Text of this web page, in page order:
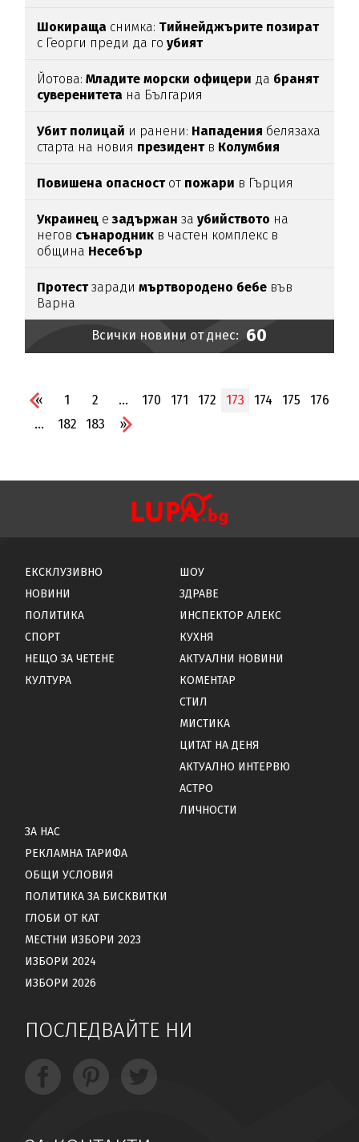
Шокираща снимка: Тийнейджърите позират
с Георги преди да гоубият
Йотова:Младите морски офицери да бранят
суверенитета на България
Убит полицай и ранени: Нападения белязаха
старта на новия президентв Колумбия
Повишена опасностот пожари в Гърция
Украинец езадържан заубийството на
негов сънародник в частен комплекс в
община Несебър
Протестзарадимъртвородено бебе във
Варна
Всички новини от днес: 60
« 1 2 ... 170 171 172 173 174 175
176
...
182 183 »
ЕКСКЛУЗИВНО
НОВИНИ
ПОЛИТИКА
СПОРТ
НЕЩО ЗА ЧЕТЕНЕ
КУЛТУРА
ШОУ
ЗДРАВЕ
ИНСПЕКТОР АЛЕКС
КУХНЯ
АКТУАЛНИ НОВИНИ
КОМЕНТАР
СТИЛ
МИСТИКА
ЦИТАТ НА ДЕНЯ
АКТУАЛНО ИНТЕРВЮ
АСТРО
ЛИЧНОСТИ
ЗА НАС
РЕКЛАМНА ТАРИФА
ОБЩИ УСЛОВИЯ
ПОЛИТИКА ЗА БИСКВИТКИ
ГЛОБИ ОТ КАТ
МЕСТНИ ИЗБОРИ 2023
ИЗБОРИ 2024
ИЗБОРИ 2026
ПОСЛЕДВАЙТЕ НИ